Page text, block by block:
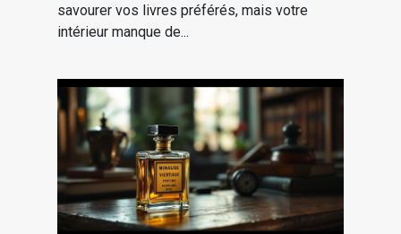
savourer vos livres préférés, mais votre
intérieur manque de...